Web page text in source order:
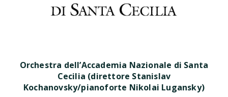
Orchestra dell’Accademia Nazionale di Santa
Cecilia (direttore Stanislav
Kochanovsky/pianoforte Nikolai Lugansky)